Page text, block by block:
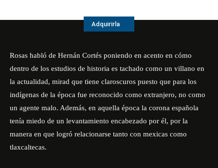
Adquirirla
Rosas habló de Hernán Cortés poniendo en acento en cómo
dentro de los estudios de historia es tachado como un villano en
la actualidad, mirad que tiene claroscuros puesto que para los
indígenas de la época fue reconocido como extranjero, no como
un agente malo. Además, en aquella época la corona española
tenía miedo de un levantamiento encabezado por él, por la
manera en que logró relacionarse tanto con mexicas como
tlaxcaltecas.